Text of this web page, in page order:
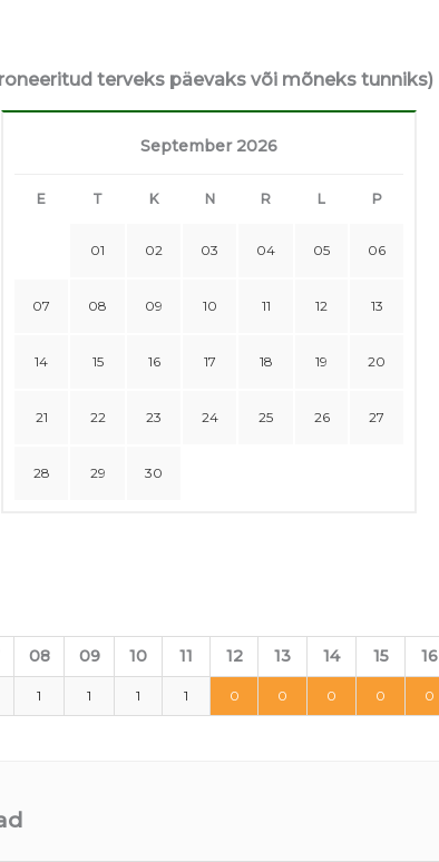
terveks päevaks või mõneks tunniks)
September 2026
E T K N R L P
01 02 03 04 05 06
07 08 09 10 11 12 13
14 15 16 17 18 19 20
21 22 23 24 25 26 27
28 29 30
08 09 10 11 12 13 14 15 16
1 1 1 1 0 0 0 0 0